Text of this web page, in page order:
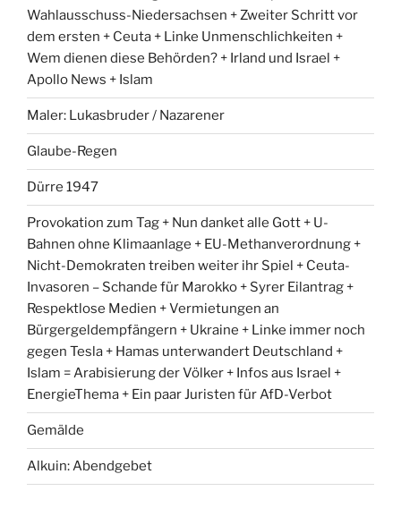
Wahlausschuss-Niedersachsen + Zweiter Schritt vor
dem ersten + Ceuta + Linke Unmenschlichkeiten +
Wem dienen diese Behörden? + Irland und Israel +
Apollo News + Islam
Maler: Lukasbruder / Nazarener
Glaube-Regen
Dürre 1947
Provokation zum Tag + Nun danket alle Gott + U-
Bahnen ohne Klimaanlage + EU-Methanverordnung +
Nicht-Demokraten treiben weiter ihr Spiel + Ceuta-
Invasoren – Schande für Marokko + Syrer Eilantrag +
Respektlose Medien + Vermietungen an
Bürgergeldempfängern + Ukraine + Linke immer noch
gegen Tesla + Hamas unterwandert Deutschland +
Islam = Arabisierung der Völker + Infos aus Israel +
EnergieThema + Ein paar Juristen für AfD-Verbot
Gemälde
Alkuin: Abendgebet